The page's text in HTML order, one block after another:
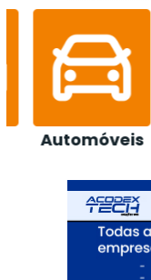
Automóveis